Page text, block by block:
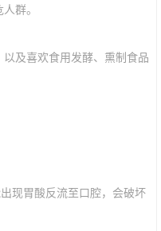
群。
及喜欢食用发酵、熏制食品
现胃酸反流至口腔，会破坏